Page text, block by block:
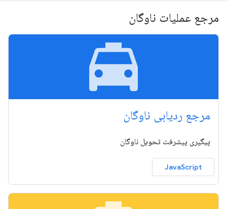
مرجع عملیات ناوگان
local_taxi
مرجع ردیابی ناوگان
پیگیری پیشرفت تحویل ناوگان
JavaScript